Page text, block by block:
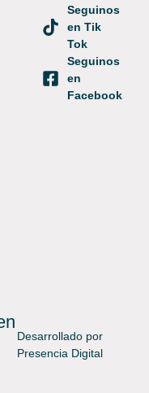
Seguinos
en Tik
Tok
Seguinos
en
Facebook
Desarrollado por
Presencia Digital